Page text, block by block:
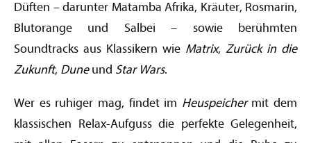
Düften – darunter Matamba Afrika, Kräuter, Rosmarin,
Blutorange und Salbei – sowie berühmten
Soundtracks aus Klassikern wie Matrix, Zurück in die
Zukunft, Duneund Star Wars.
Wer es ruhiger mag, findet im Heuspeichermit dem
klassischen Relax-Aufguss die perfekte Gelegenheit,